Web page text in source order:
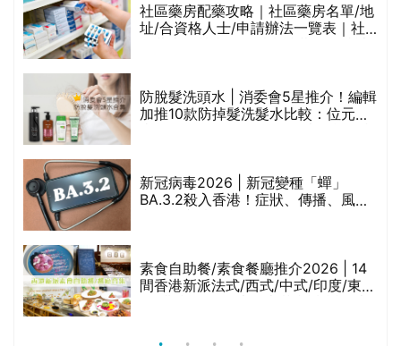
社區藥房配藥攻略｜社區藥房名單/地
址/合資格人士/申請辦法一覽表｜社
防脫髮洗頭水 | 消委會5星推介！編輯
加推10款防掉髮洗髮水比較：位元
新冠病毒2026 | 新冠變種「蟬」
BA.3.2殺入香港！症狀、傳播、風險
素食自助餐/素食餐廳推介2026 | 14
間香港新派法式/西式/中式/印度/東南